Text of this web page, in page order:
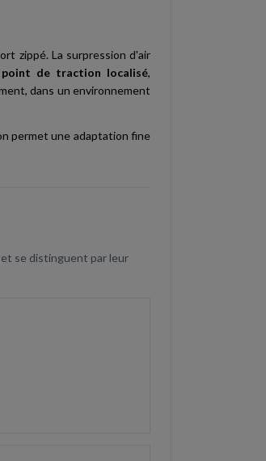
zippé. La surpression d'air
point de traction localisé,
dans un environnement
permet une adaptation fine
et se distinguent par leur